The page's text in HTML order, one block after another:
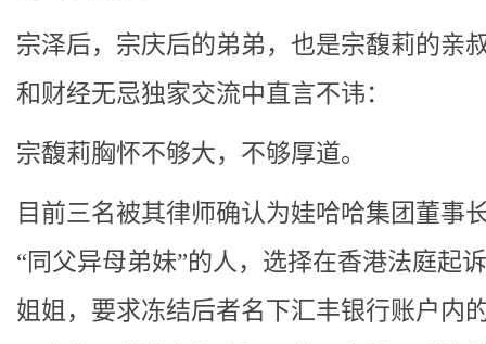
宗泽后，宗庆后的弟弟，也是宗馥莉的亲
和财经无忌独家交流中直言不讳：
宗馥莉胸怀不够大，不够厚道。
目前三名被其律师确认为娃哈哈集团董事
“同父异母弟妹”的人，选择在香港法庭起
姐姐，要求冻结后者名下汇丰银行账户内